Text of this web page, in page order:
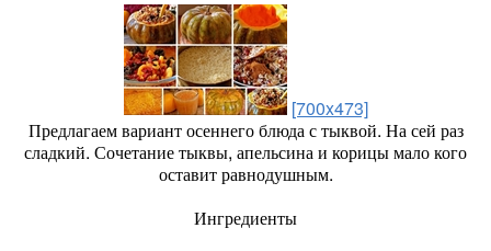
[700x473]
Предлагаем вариант осеннего блюда с тыквой. На сей раз
сладкий. Сочетание тыквы, апельсина и корицы мало кого
оставит равнодушным.
Ингредиенты